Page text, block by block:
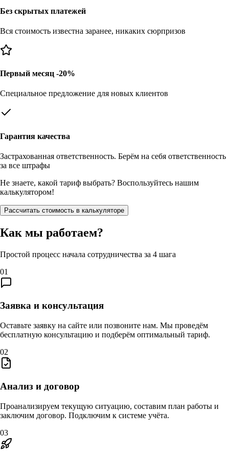
Без скрытых платежей
Вся стоимость известна заранее, никаких сюрпризов
Первый месяц -20%
Специальное предложение для новых клиентов
Гарантия качества
Застрахованная ответственность. Берём на себя ответственность
за все штрафы
Не знаете, какой тариф выбрать? Воспользуйтесь нашим
калькулятором!
Рассчитать стоимость в калькуляторе
Как мы работаем?
Простой процесс начала сотрудничества за 4 шага
01
Заявка и консультация
Оставьте заявку на сайте или позвоните нам. Мы проведём
бесплатную консультацию и подберём оптимальный тариф.
02
Анализ и договор
Проанализируем текущую ситуацию, составим план работы и
заключим договор. Подключим к системе учёта.
03